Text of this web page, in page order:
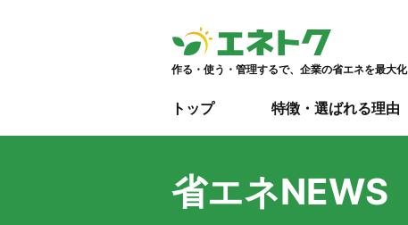
作る・使う・管理するで、企業の省エネを最大化
トップ 特徴・選ばれる理由
省エネNEWS